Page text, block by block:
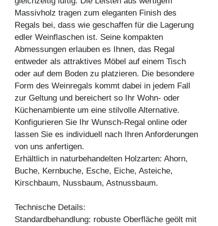
Massivholz tragen zum eleganten Finish des
Regals bei, dass wie geschaffen für die Lagerung
edler Weinflaschen ist. Seine kompakten
Abmessungen erlauben es Ihnen, das Regal
entweder als attraktives Möbel auf einem Tisch
oder auf dem Boden zu platzieren. Die besondere
Form des Weinregals kommt dabei in jedem Fall
zur Geltung und bereichert so Ihr Wohn- oder
Küchenambiente um eine stilvolle Alternative.
Konfigurieren Sie Ihr Wunsch-Regal online oder
lassen Sie es individuell nach Ihren Anforderungen
von uns anfertigen.
Erhältlich in naturbehandelten Holzarten: Ahorn,
Buche, Kernbuche, Esche, Eiche, Asteiche,
Kirschbaum, Nussbaum, Astnussbaum.
Technische Details:
Standardbehandlung: robuste Oberfläche geölt mit